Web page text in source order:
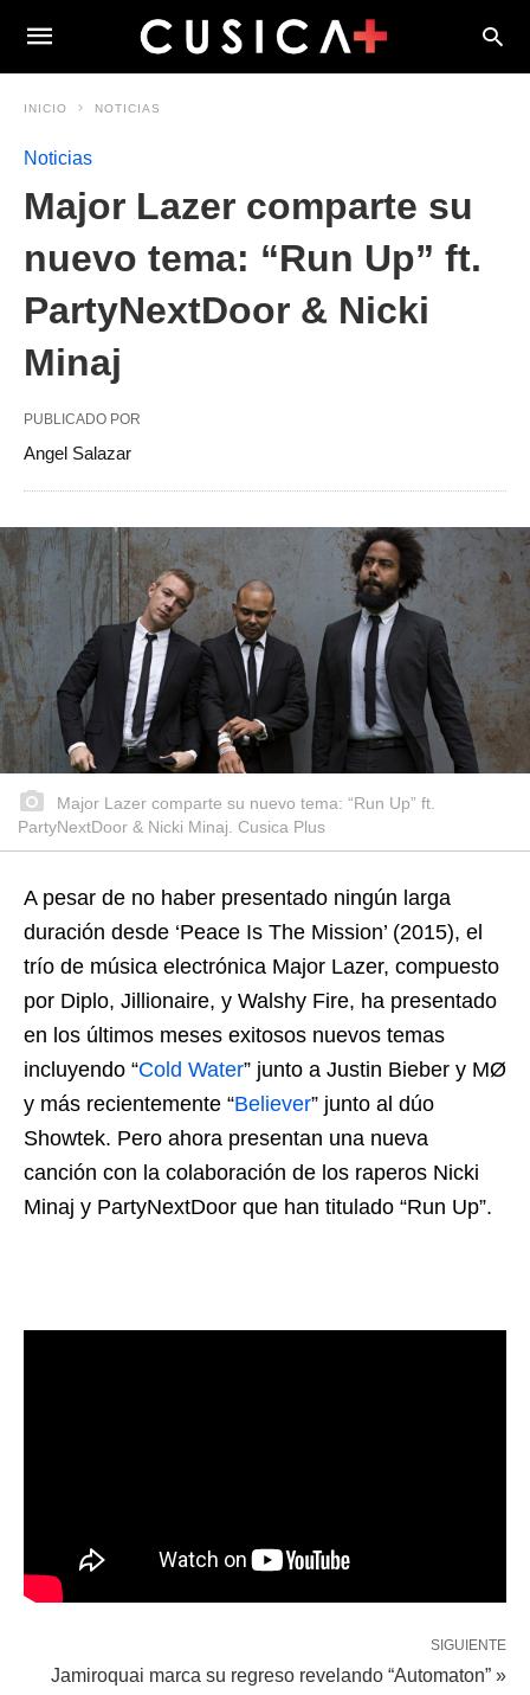
INICIO NOTICIAS
Noticias
Major Lazer comparte su
nuevo tema: “Run Up” ft.
PartyNextDoor & Nicki
Minaj
PUBLICADO POR
Angel Salazar
Major Lazer comparte su nuevo tema: “Run Up” ft.
PartyNextDoor & Nicki Minaj. Cusica Plus
A pesar de no haber presentado ningún larga
duración desde ‘Peace Is The Mission’ (2015), el
trío de música electrónica Major Lazer, compuesto
por Diplo, Jillionaire, y Walshy Fire, ha presentado
en los últimos meses exitosos nuevos temas
incluyendo “Cold Water” junto a Justin Bieber y MØ
y más recientemente “Believer” junto al dúo
Showtek. Pero ahora presentan una nueva
canción con la colaboración de los raperos Nicki
Minaj y PartyNextDoor que han titulado “Run Up”.
SIGUIENTE
Jamiroquai marca su regreso revelando “Automaton” »